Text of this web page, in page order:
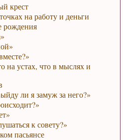
крест
на работу и деньги
рождения
на устах, что в мыслях и
ли я замуж за него?»
к совету?»
пасьянсе